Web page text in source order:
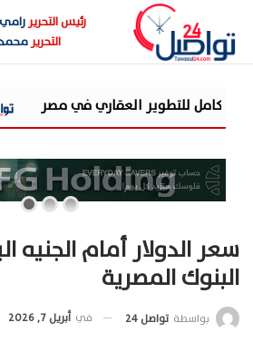
رئيس التحرير
التحرير
شركة «AIG» تتعاون مع «CSCEC الصينية» بمشروع «AI Tower» بأعلى المعايير العالمية
سعر الدولار أمام الجنيه
البنوك المصرية
بواسطة تواصل 24 في أبريل 7, 2026